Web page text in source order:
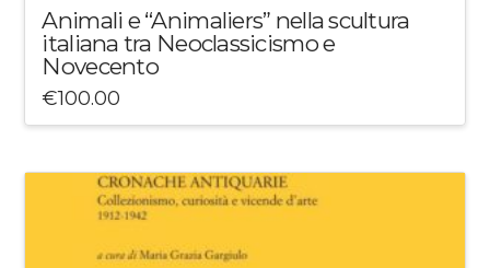
Animali e “Animaliers” nella scultura
italiana tra Neoclassicismo e
Novecento
€100.00